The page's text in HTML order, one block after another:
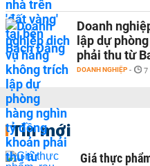
Doanh
lập dự
phải thu từ
DOANH NGHIỆP - 7
Tin mới
Giá thực